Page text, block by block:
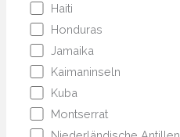
Haiti
Honduras
Jamaika
Kaimaninseln
Kuba
Montserrat